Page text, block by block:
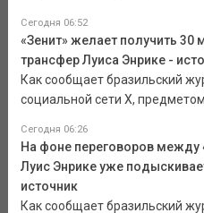
Сегодня 06:52
«Зенит» желает получить 30
трансфер Луиса Энрике -
Как сообщает бразильский
социальной сети Х, предметом
Сегодня 06:26
На фоне переговоров между
Луис Энрике уже
источник
Как сообщает бразильский